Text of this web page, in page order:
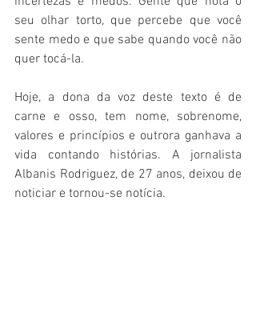
seu olhar torto, que percebe que você
sente medo e que sabe quando você não
quer tocá-la.
Hoje, a dona da voz deste texto é de
carne e osso, tem nome, sobrenome,
valores e princípios e outrora ganhava a
vida contando histórias. A jornalista
Albanis Rodriguez, de 27 anos, deixou de
noticiar e tornou-se notícia.